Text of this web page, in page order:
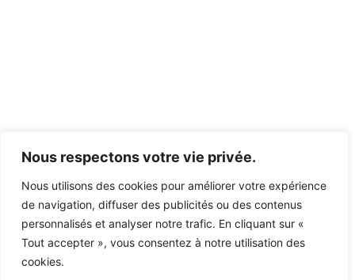
Nous respectons votre vie privée.
Nous utilisons des cookies pour améliorer votre expérience
de navigation, diffuser des publicités ou des contenus
personnalisés et analyser notre trafic. En cliquant sur «
Tout accepter », vous consentez à notre utilisation des
cookies.